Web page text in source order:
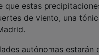
estas
de viento, una
autónomas estarán